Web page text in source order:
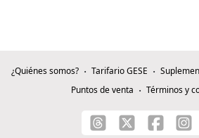
¿Quiénes somos? Tarifario GESE
Puntos de venta
Términos y